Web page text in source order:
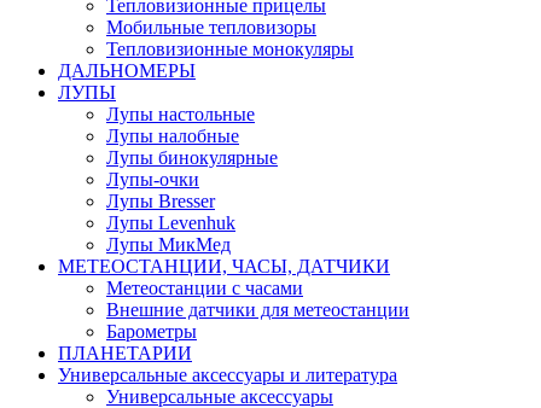
Тепловизионные прицелы
Мобильные тепловизоры
Тепловизионные монокуляры
ДАЛЬНОМЕРЫ
ЛУПЫ
Лупы настольные
Лупы налобные
Лупы бинокулярные
Лупы-очки
Лупы Bresser
Лупы Levenhuk
Лупы МикМед
МЕТЕОСТАНЦИИ, ЧАСЫ, ДАТЧИКИ
Метеостанции с часами
Внешние датчики для метеостанции
Барометры
ПЛАНЕТАРИИ
Универсальные аксессуары и литература
Универсальные аксессуары